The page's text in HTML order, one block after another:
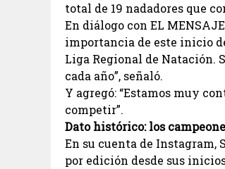
total de 19 nadadores que
En diálogo con EL
importancia de este inicio
Liga Regional de Natación.
cada año”, señaló.
Y agregó: “Estamos muy
competir”.
Dato histórico: los
En su cuenta de
por edición desde sus